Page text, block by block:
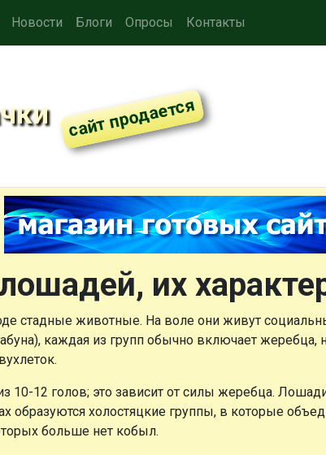
Новости Блоги Опросы Контакты
их
стадные животные. На воле они живут
каждая из групп обычно включает
10-12 голов; это зависит от силы жеребца.
образуются холостяцкие группы, в которые
больше нет кобыл.